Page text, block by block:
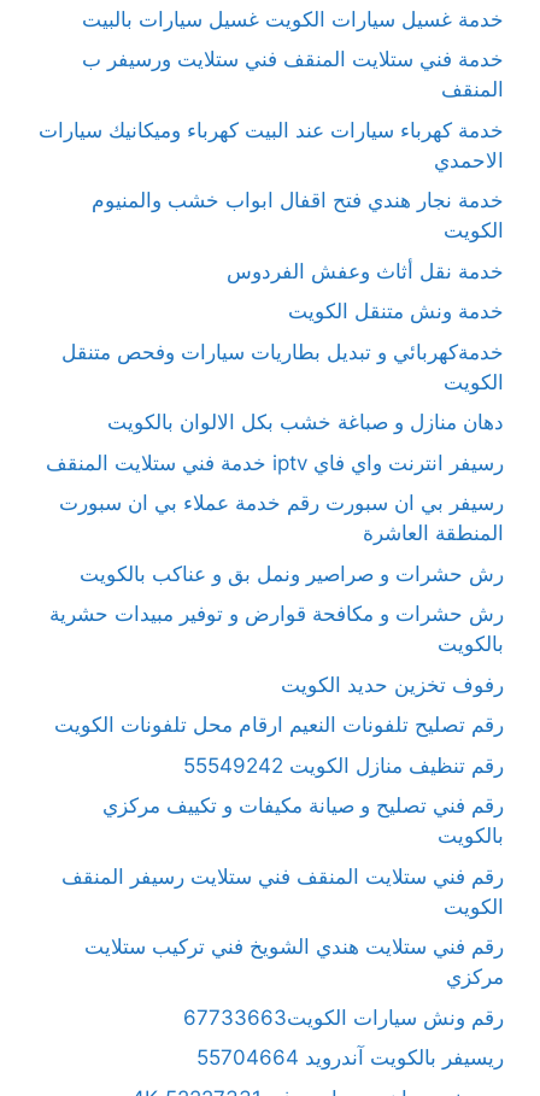
خدمة غسيل سيارات الكويت غسيل سيارات بالبيت
خدمة فني ستلايت المنقف فني ستلايت ورسيفر ب
المنقف
خدمة كهرباء سيارات عند البيت كهرباء وميكانيك سيارات
الاحمدي
خدمة نجار هندي فتح اقفال ابواب خشب والمنيوم
الكويت
خدمة نقل أثاث وعفش الفردوس
خدمة ونش متنقل الكويت
خدمةكهربائي و تبديل بطاريات سيارات وفحص متنقل
الكويت
دهان منازل و صباغة خشب بكل الالوان بالكويت
رسيفر انترنت واي فاي iptv خدمة فني ستلايت المنقف
رسيفر بي ان سبورت رقم خدمة عملاء بي ان سبورت
المنطقة العاشرة
رش حشرات و صراصير ونمل بق و عناكب بالكويت
رش حشرات و مكافحة قوارض و توفير مبيدات حشرية
بالكويت
رفوف تخزين حديد الكويت
رقم تصليح تلفونات النعيم ارقام محل تلفونات الكويت
رقم تنظيف منازل الكويت 55549242
رقم فني تصليح و صيانة مكيفات و تكييف مركزي
بالكويت
رقم فني ستلايت المنقف فني ستلايت رسيفر المنقف
الكويت
رقم فني ستلايت هندي الشويخ فني تركيب ستلايت
مركزي
رقم ونش سيارات الكويت67733663
ريسيفر بالكويت آندرويد 55704664